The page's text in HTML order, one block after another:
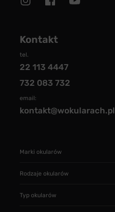
Kontakt
tel.
22 113 4447
732 083 732
email:
kontakt@wokularach.pl
Marki okularów
Rodzaje okularów
Typ okularów